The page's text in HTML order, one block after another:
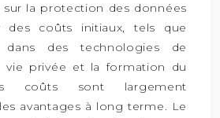
la protection des données
des coûts initiaux, tels que
dans des technologies de
vie privée et la formation du
coûts sont largement
avantages à long terme. Le